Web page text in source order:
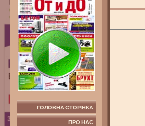
ГОЛОВНА СТОРІНКА
ПРО НАС